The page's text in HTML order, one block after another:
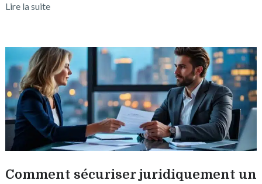
Lire la suite
Comment sécuriser juridiquement un